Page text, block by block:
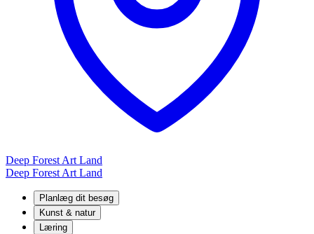
Deep Forest Art Land
Deep Forest Art Land
Planlæg dit besøg
Kunst & natur
Læring